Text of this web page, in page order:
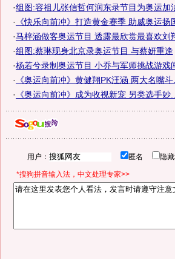
·组图:容祖儿张信哲何润东录节目为奥运加
· 《快乐向前冲》打造黄金赛季 助威奥运扬
·马梓涵做客奥运节目 透露最欣赏最喜欢刘
·组图:蔡琳现身北京录奥运节目 与蔡妍重逢
·杨若兮录制奥运节目 小乔与军师挑战游戏
· 《奥运向前冲》黄健翔PK汪涵 两大名嘴斗...
· 《奥运向前冲》成为收视新宠 另类选手妙...
用户： 匿名 隐
*搜狗拼音输入法，中文处理专家>>